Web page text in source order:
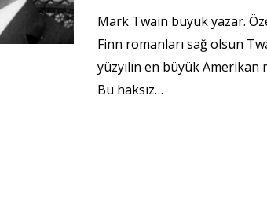
Mark Twain büyük yazar.
Finn romanları sağ olsun
yüzyılın en büyük Amerikan
Bu haksız…